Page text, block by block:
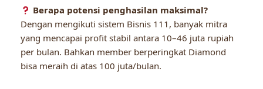
Berapa potensi penghasilan maksimal?
Dengan mengikuti sistem Bisnis 111, banyak mitra
yang mencapai profit stabil antara 10–46 juta rupiah
per bulan. Bahkan member berperingkat Diamond
bisa meraih di atas 100 juta/bulan.